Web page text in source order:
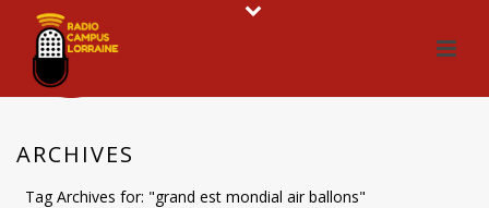
ARCHIVES
Tag Archives for: "grand est mondial air ballons"